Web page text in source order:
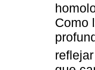
Como